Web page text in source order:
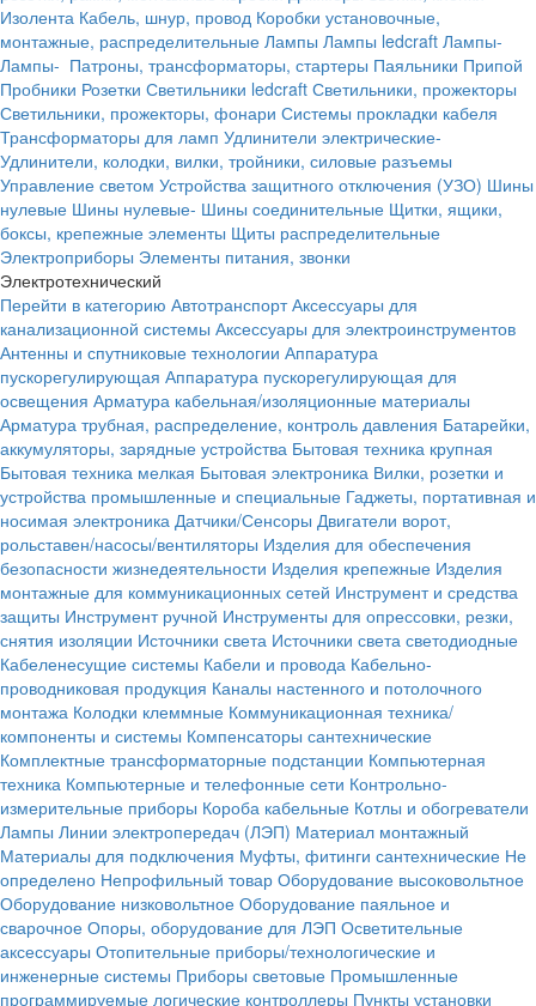
Изолента Кабель, шнур, провод Коробки установочные,
монтажные, распределительные Лампы Лампы ledcraft Лампы-
Лампы- Патроны, трансформаторы, стартеры Паяльники Припой
Пробники Розетки Светильники ledcraft Светильники, прожекторы
Светильники, прожекторы, фонари Системы прокладки кабеля
Трансформаторы для ламп Удлинители электрические-
Удлинители, колодки, вилки, тройники, силовые разъемы
Управление светом Устройства защитного отключения (УЗО) Шины
нулевые Шины нулевые- Шины соединительные Щитки, ящики,
боксы, крепежные элементы Щиты распределительные
Электроприборы Элементы питания, звонки
Электротехнический
Перейти в категорию Автотранспорт Аксессуары для
канализационной системы Аксессуары для электроинструментов
Антенны и спутниковые технологии Аппаратура
пускорегулирующая Аппаратура пускорегулирующая для
освещения Арматура кабельная/изоляционные материалы
Арматура трубная, распределение, контроль давления Батарейки,
аккумуляторы, зарядные устройства Бытовая техника крупная
Бытовая техника мелкая Бытовая электроника Вилки, розетки и
устройства промышленные и специальные Гаджеты, портативная и
носимая электроника Датчики/Сенсоры Двигатели ворот,
рольставен/насосы/вентиляторы Изделия для обеспечения
безопасности жизнедеятельности Изделия крепежные Изделия
монтажные для коммуникационных сетей Инструмент и средства
защиты Инструмент ручной Инструменты для опрессовки, резки,
снятия изоляции Источники света Источники света светодиодные
Кабеленесущие системы Кабели и провода Кабельно-
проводниковая продукция Каналы настенного и потолочного
монтажа Колодки клеммные Коммуникационная техника/
компоненты и системы Компенсаторы сантехнические
Комплектные трансформаторные подстанции Компьютерная
техника Компьютерные и телефонные сети Контрольно-
измерительные приборы Короба кабельные Котлы и обогреватели
Лампы Линии электропередач (ЛЭП) Материал монтажный
Материалы для подключения Муфты, фитинги сантехнические Не
определено Непрофильный товар Оборудование высоковольтное
Оборудование низковольтное Оборудование паяльное и
сварочное Опоры, оборудование для ЛЭП Осветительные
аксессуары Отопительные приборы/технологические и
инженерные системы Приборы световые Промышленные
программируемые логические контроллеры Пункты установки